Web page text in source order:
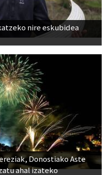
nire eskubidea
Donostiako Aste
ahal izateko